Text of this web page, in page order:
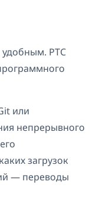
удобным. PTC
или
непрерывного
загрузок
— переводы